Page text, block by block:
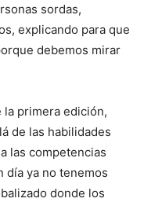
sordas,
explicando para que
debemos mirar
la primera edición,
de las habilidades
las competencias
día ya no tenemos
donde los